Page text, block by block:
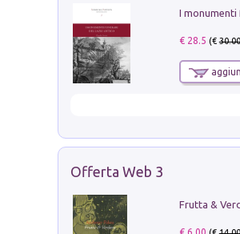
€ 28.5 (€30.00
Offerta Web 3
Frutta &
€ 6.00